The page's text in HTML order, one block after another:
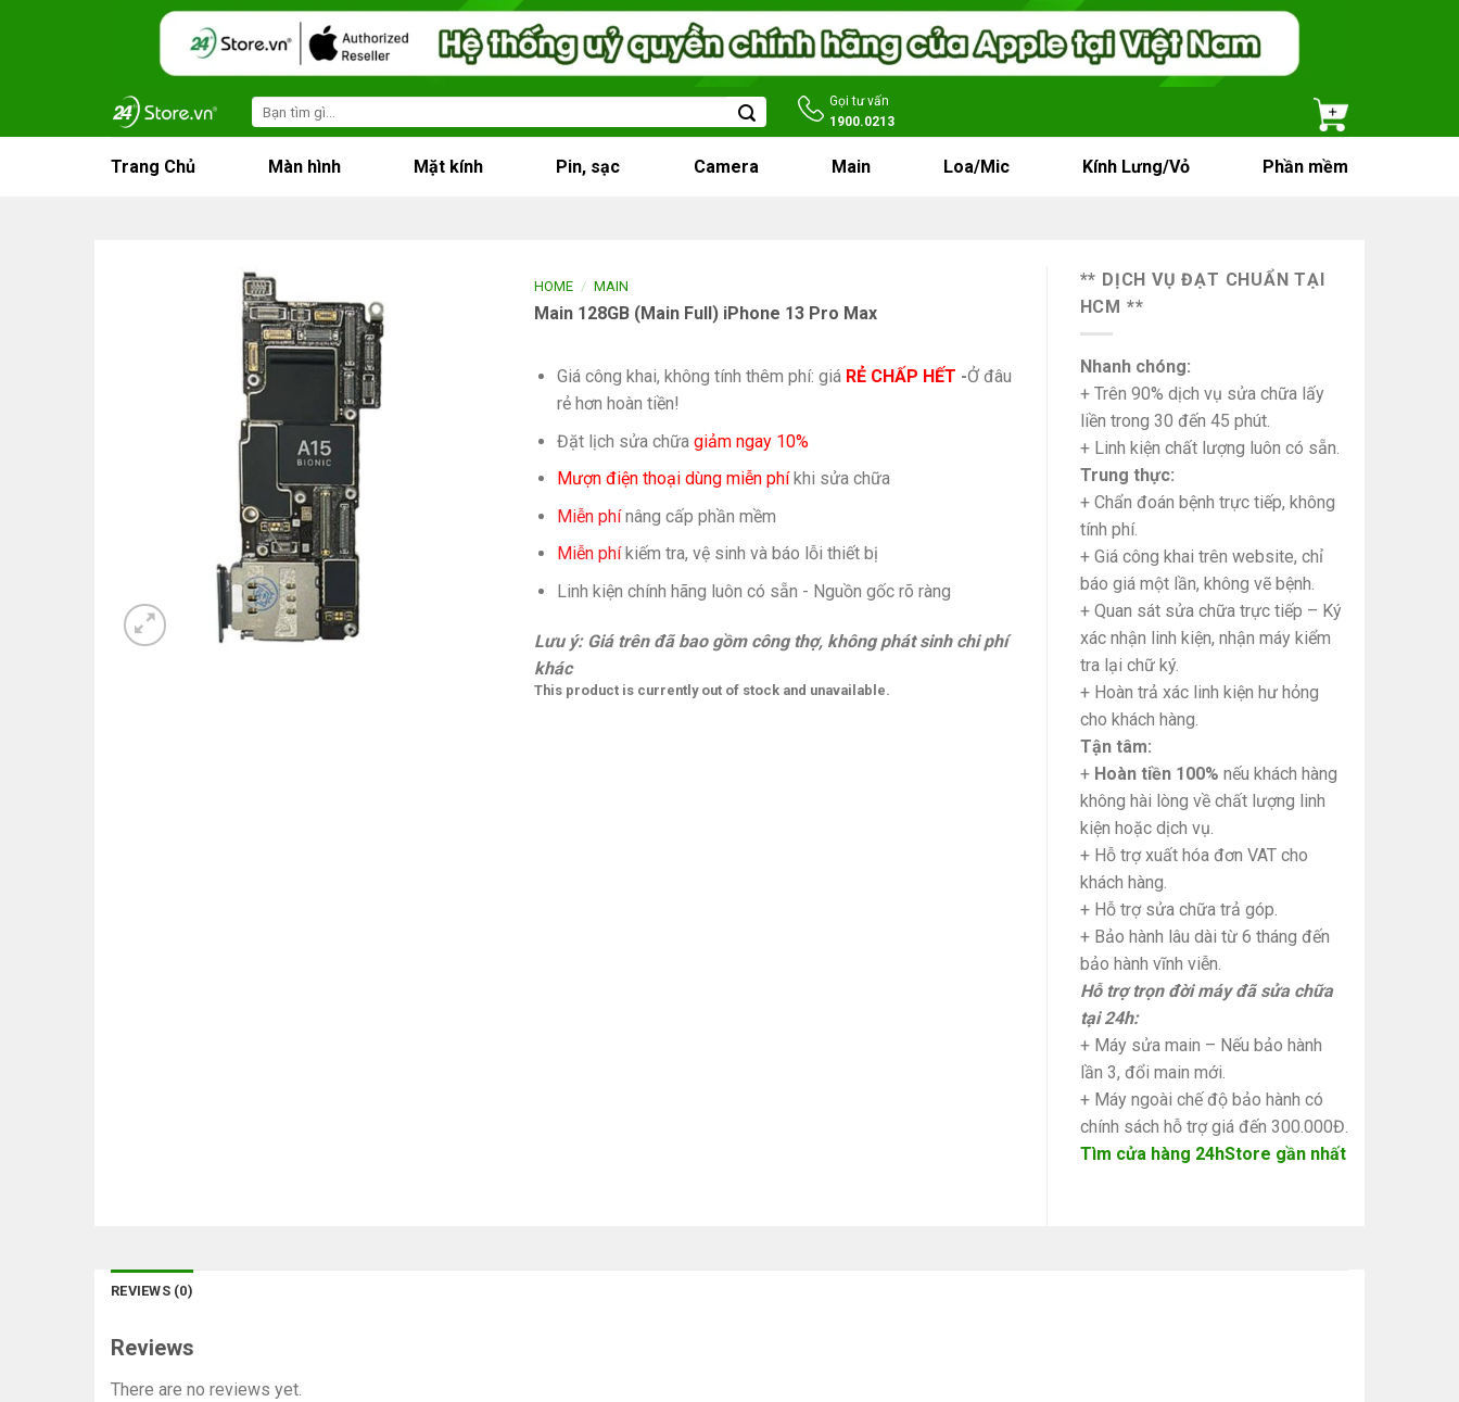
Search
for:
Gọi tư vấn
1900.0213
Trang Chủ Màn hình Mặt kính Pin, sạc Camera Main Loa/Mic Kính Lưng/Vỏ Phần mềm
HOME / MAIN
Main 128GB (Main Full) iPhone 13 Pro Max
Giá công khai, không tính thêm phí: giá RẺ CHẤP HẾT -Ở đâu
rẻ hơn hoàn tiền!
Đặt lịch sửa chữa giảm ngay 10%
Mượn điện thoại dùng miễn phíkhi sửa chữa
Miễn phínâng cấp phần mềm
Miễn phíkiếm tra, vệ sinh và báo lỗi thiết bị
Linh kiện chính hãng luôn có sẵn - Nguồn gốc rõ ràng
Lưu ý: Giá trên đã bao gồm công thợ, không phát sinh chi phí
khác
This product is currently out of stock and unavailable.
** DỊCH VỤ ĐẠT CHUẨN TẠI
HCM **
Nhanh chóng:
+ Trên 90% dịch vụ sửa chữa lấy
liền trong 30 đến 45 phút.
+ Linh kiện chất lượng luôn có sẵn.
Trung thực:
+ Chẩn đoán bệnh trực tiếp, không
tính phí.
+ Giá công khai trên website, chỉ
báo giá một lần, không vẽ bệnh.
+ Quan sát sửa chữa trực tiếp – Ký
xác nhận linh kiện, nhận máy kiểm
tra lại chữ ký.
+ Hoàn trả xác linh kiện hư hỏng
cho khách hàng.
Tận tâm:
+ Hoàn tiền 100% nếu khách hàng
không hài lòng về chất lượng linh
kiện hoặc dịch vụ.
+ Hỗ trợ xuất hóa đơn VAT cho
khách hàng.
+ Hỗ trợ sửa chữa trả góp.
+ Bảo hành lâu dài từ 6 tháng đến
bảo hành vĩnh viễn.
Hỗ trợ trọn đời máy đã sửa chữa
tại 24h:
+ Máy sửa main – Nếu bảo hành
lần 3, đổi main mới.
+ Máy ngoài chế độ bảo hành có
chính sách hỗ trợ giá đến 300.000Đ.
Tìm cửa hàng 24hStore gần nhất
REVIEWS (0)
Reviews
There are no reviews yet.